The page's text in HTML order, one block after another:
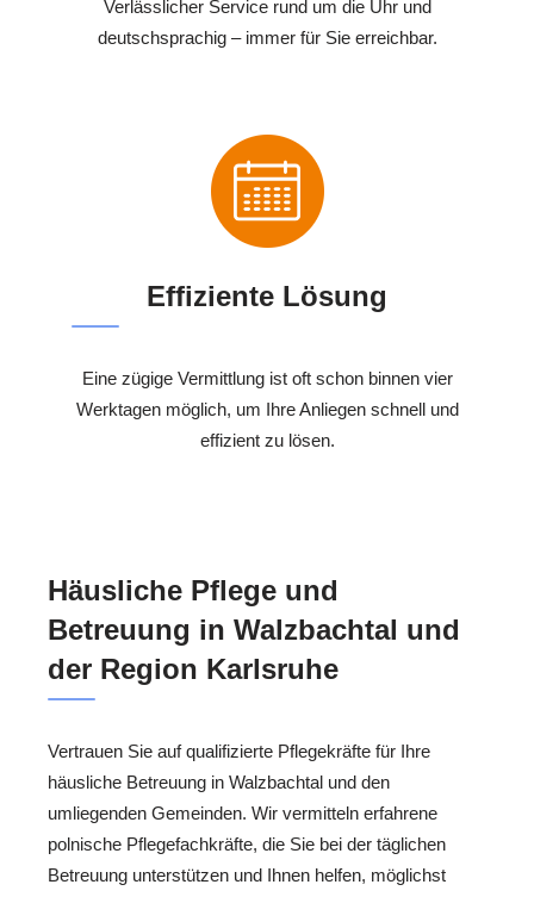
Verlässlicher Service rund um die Uhr und
deutschsprachig – immer für Sie erreichbar.
Effiziente Lösung
Eine zügige Vermittlung ist oft schon binnen vier
Werktagen möglich, um Ihre Anliegen schnell und
effizient zu lösen.
Häusliche Pflege und
Betreuung in Walzbachtal und
der Region Karlsruhe
Vertrauen Sie auf qualifizierte Pflegekräfte für Ihre
häusliche Betreuung in Walzbachtal und den
umliegenden Gemeinden. Wir vermitteln erfahrene
polnische Pflegefachkräfte, die Sie bei der täglichen
Betreuung unterstützen und Ihnen helfen, möglichst